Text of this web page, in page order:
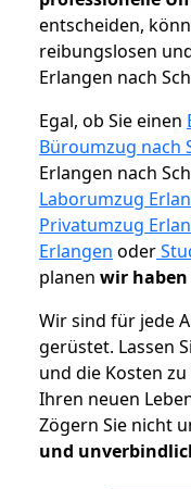
entscheiden,
reibungslosen
Erlangen nach
Egal, ob Sie einen
Büroumzug nach
Erlangen nach
Laborumzug
Privatumzug
Erlangen oder
planen wir haben
Wir sind für jede
gerüstet. Lassen
und die Kosten
Ihren neuen
Zögern Sie nicht
und